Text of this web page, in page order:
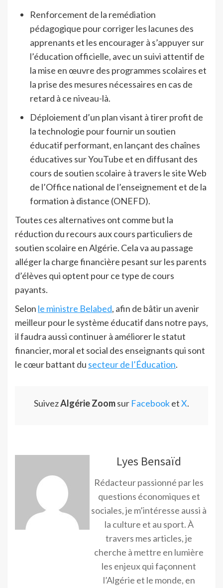
Renforcement de la remédiation
pédagogique pour corriger les lacunes des
apprenants et les encourager à s’appuyer sur
l’éducation officielle, avec un suivi attentif de
la mise en œuvre des programmes scolaires et
la prise des mesures nécessaires en cas de
retard à ce niveau-là.
Déploiement d’un plan visant à tirer profit de
la technologie pour fournir un soutien
éducatif performant, en lançant des chaînes
éducatives sur YouTube et en diffusant des
cours de soutien scolaire à travers le site Web
de l’Office national de l’enseignement et de la
formation à distance (ONEFD).
Toutes ces alternatives ont comme but la
réduction du recours aux cours particuliers de
soutien scolaire en Algérie. Cela va au passage
alléger la charge financière pesant sur les parents
d’élèves qui optent pour ce type de cours
payants.
Selon le ministre Belabed, afin de bâtir un avenir
meilleur pour le système éducatif dans notre pays,
il faudra aussi continuer à améliorer le statut
financier, moral et social des enseignants qui sont
le cœur battant du secteur de l’Éducation.
SuivezAlgérie Zoomsur FacebooketX.
Lyes Bensaïd
Rédacteur passionné par les
questions économiques et
sociales, je m’intéresse aussi à
la culture et au sport. À
travers mes articles, je
cherche à mettre en lumière
les enjeux qui façonnent
l’Algérie et le monde, en